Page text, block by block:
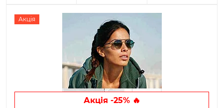
Акція
Акція -25% 🔥